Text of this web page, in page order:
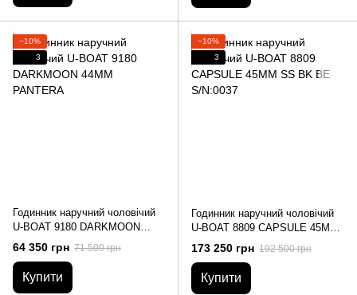
−10%
3
Годинник наручний чоловічий
U-BOAT 9180 DARKMOON
44MM PANTERA
64 350 грн 71 500 грн
Купити
−10%
3
Годинник наручний чоловічий
U-BOAT 8809 CAPSULE 45MM
SS BK BE S/N:0037
173 250 грн 192 500 грн
Купити